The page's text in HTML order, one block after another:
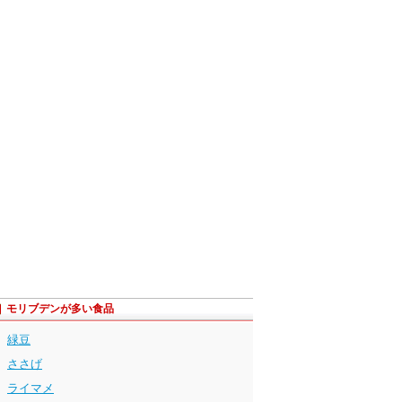
モリブデンが多い食品
緑豆
ささげ
ライマメ